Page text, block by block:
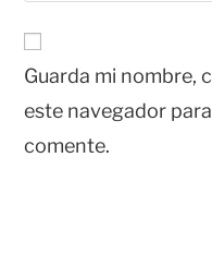
Guarda mi nombre,
este navegador
comente.